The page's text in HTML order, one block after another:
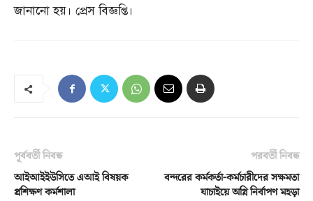
জানানো হয়। প্রেস বিজ্ঞপ্তি।
পূর্ববর্তী নিবন্ধ
আইআইইউসিতে এআই বিষয়ক
প্রশিক্ষণ কর্মশালা
পরবর্তী নিবন্ধ
বন্দরের কর্মকর্তা-কর্মচারীদের সক্ষমতা
যাচাইয়ে অগ্নি নির্বাপণ মহড়া